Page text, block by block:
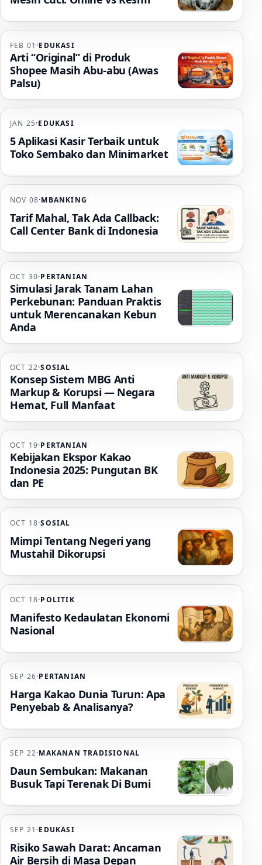
FEB 01 ·EDUKASI
Arti “Original” di Produk
Shopee Masih Abu-abu (Awas
Palsu)
JAN 25·EDUKASI
5 Aplikasi Kasir Terbaik untuk
Toko Sembako dan Minimarket
NOV 08·MBANKING
Tarif Mahal, Tak Ada Callback:
Call Center Bank di Indonesia
OCT 30·PERTANIAN
Simulasi Jarak Tanam Lahan
Perkebunan: Panduan Praktis
untuk Merencanakan Kebun
Anda
OCT 22·SOSIAL
Konsep Sistem MBG Anti
Markup & Korupsi — Negara
Hemat, Full Manfaat
OCT 19·PERTANIAN
Kebijakan Ekspor Kakao
Indonesia 2025: Pungutan BK
dan PE
OCT 18·SOSIAL
Mimpi Tentang Negeri yang
Mustahil Dikorupsi
OCT 18·POLITIK
Manifesto Kedaulatan Ekonomi
Nasional
SEP 26·PERTANIAN
Harga Kakao Dunia Turun: Apa
Penyebab & Analisanya?
SEP 22·MAKANAN TRADISIONAL
Daun Sembukan: Makanan
Busuk Tapi Terenak Di Bumi
SEP 21 ·EDUKASI
Risiko Sawah Darat: Ancaman
Air Bersih di Masa Depan